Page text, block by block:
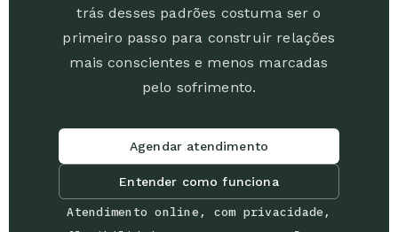
trás desses padrões costuma ser o
primeiro passo para construir relações
mais conscientes e menos marcadas
pelo sofrimento.
Agendar atendimento
Entender como funciona
Atendimento online, com privacidade,